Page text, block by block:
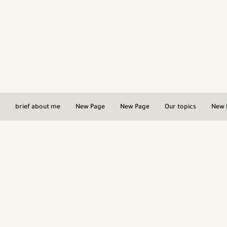
brief about me New Page New Page Our topics New